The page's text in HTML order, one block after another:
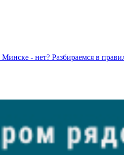
- нет? Разбираемся в